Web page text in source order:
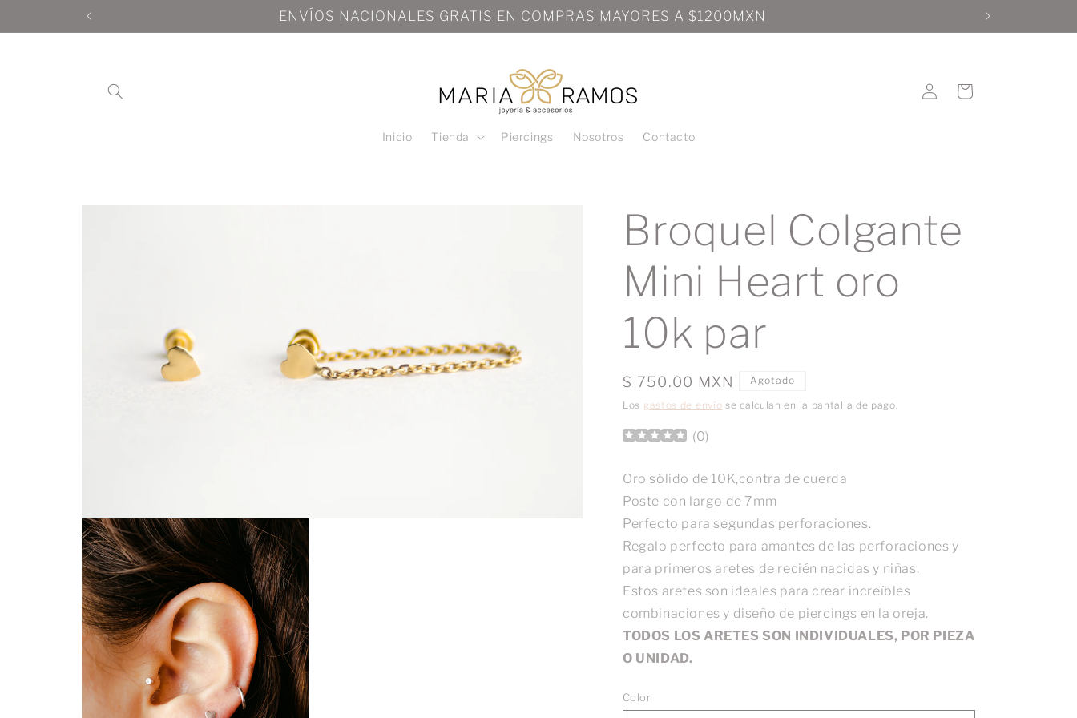
directamente
al contenido
Inicio Tienda Piercings Nosotros Contacto
Iniciar
sesión
Carrito
Broquel Colgante
Mini Heart oro
10k par
Precio
habitual
$ 750.00 MXN Agotado
Los gastos de envío se calculan en la pantalla de pago.
(0)
Oro sólido de 10K,contra de cuerda
Poste con largo de 7mm
Perfecto para segundas perforaciones.
Regalo perfecto para amantes de las perforaciones y
para primeros aretes de recién nacidas y niñas.
Estos aretes son ideales para crear increíbles
combinaciones y diseño de piercings en la oreja.
TODOS LOS ARETES SON INDIVIDUALES, POR PIEZA
O UNIDAD.
Color